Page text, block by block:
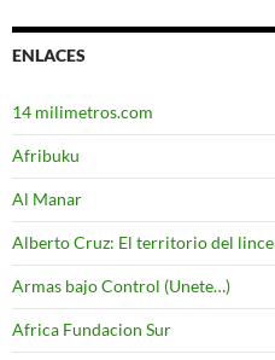
ENLACES
14 milimetros.com
Afribuku
Al Manar
Alberto Cruz: El territorio del lince
Armas bajo Control (Unete…)
Africa Fundacion Sur